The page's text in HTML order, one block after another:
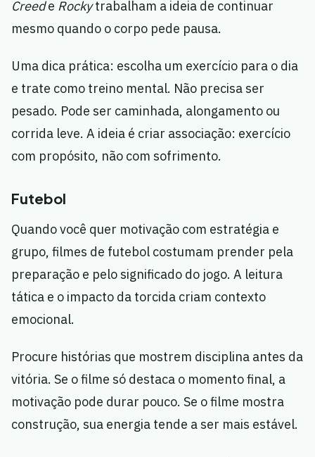
Creede Rockytrabalham a ideia de continuar
mesmo quando o corpo pede pausa.
Uma dica prática: escolha um exercício para o dia
e trate como treino mental. Não precisa ser
pesado. Pode ser caminhada, alongamento ou
corrida leve. A ideia é criar associação: exercício
com propósito, não com sofrimento.
Futebol
Quando você quer motivação com estratégia e
grupo, filmes de futebol costumam prender pela
preparação e pelo significado do jogo. A leitura
tática e o impacto da torcida criam contexto
emocional.
Procure histórias que mostrem disciplina antes da
vitória. Se o filme só destaca o momento final, a
motivação pode durar pouco. Se o filme mostra
construção, sua energia tende a ser mais estável.